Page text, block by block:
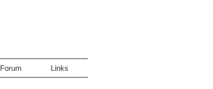
Forum Links